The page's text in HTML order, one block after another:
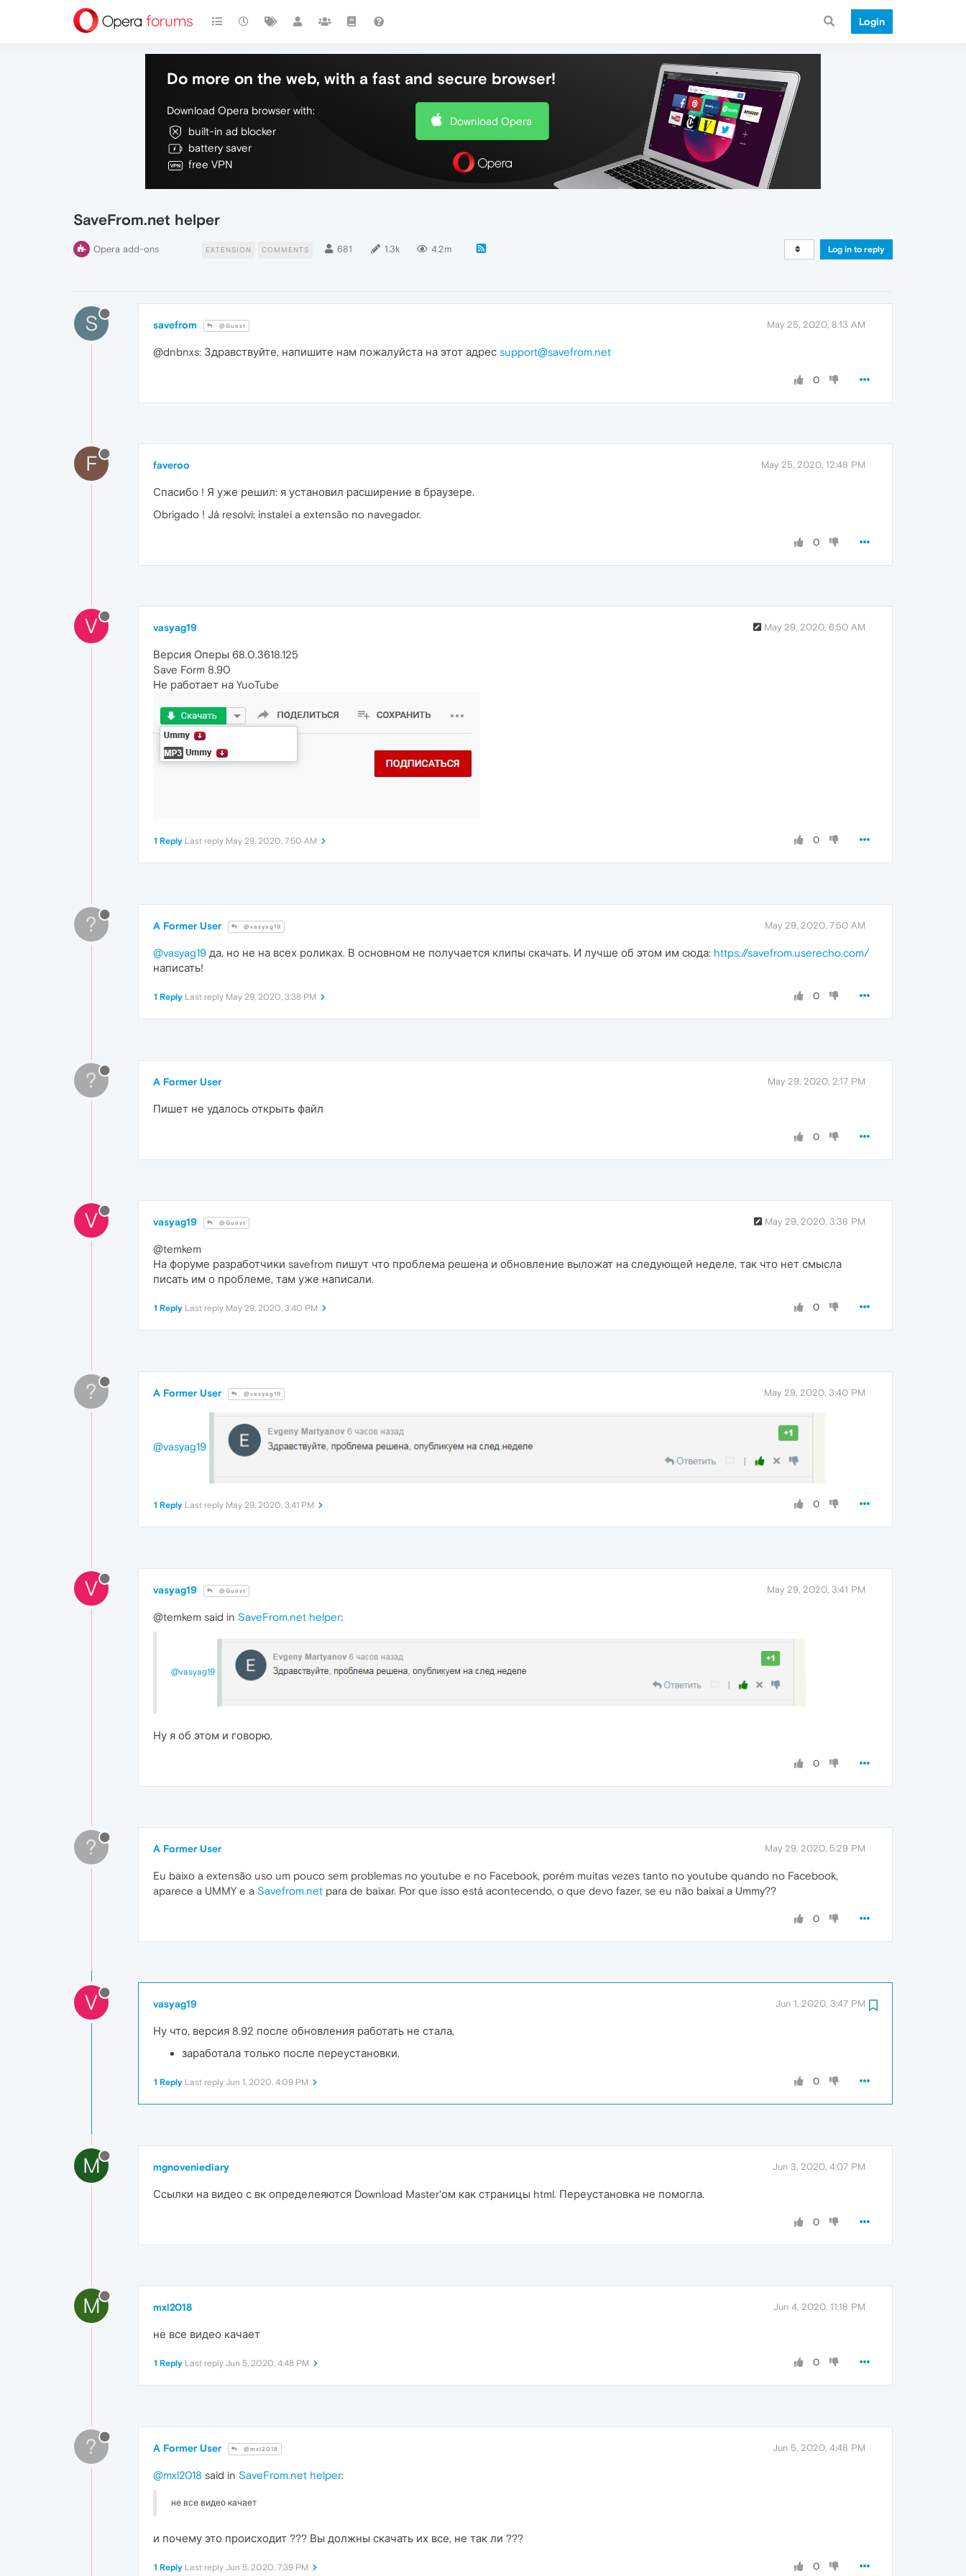
Login
Do more on the web, with a fast and secure browser!
Download Opera browser with:
built-in ad blocker
battery saver
free VPN
Download Opera
SaveFrom.net helper
Opera add-ons EXTENSION COMMENTS 681 1.3k 4.2m Log in to reply
S savefrom @Guest May 25, 2020, 8:13 AM
@dnbnxs: Здравствуйте, напишите нам пожалуйста на этот адрес support@savefrom.net
0
F faveroo May 25, 2020, 12:48 PM
Спасибо ! Я уже решил: я установил расширение в браузере.
Obrigado ! Já resolvi: instalei a extensão no navegador.
0
V vasyag19 May 29, 2020, 6:50 AM
Версия Оперы 68.0.3618.125
Save Form 8.90
Не работает на YuoTube
0
1 Reply Last reply May 29, 2020, 7:50 AM
? A Former User @vasyag19 May 29, 2020, 7:50 AM
@vasyag19 да, но не на всех роликах. В основном не получается клипы скачать. И лучше об этом им сюда: https://savefrom.userecho.com/
написать!
0
1 Reply Last reply May 29, 2020, 3:38 PM
? A Former User May 29, 2020, 2:17 PM
Пишет не удалось открыть файл
0
V vasyag19 @Guest May 29, 2020, 3:38 PM
@temkem
На форуме разработчики savefrom пишут что проблема решена и обновление выложат на следующей неделе, так что нет смысла
писать им о проблеме, там уже написали.
0
1 Reply Last reply May 29, 2020, 3:40 PM
? A Former User @vasyag19 May 29, 2020, 3:40 PM
@vasyag19
0
1 Reply Last reply May 29, 2020, 3:41 PM
V vasyag19 @Guest May 29, 2020, 3:41 PM
@temkem said in SaveFrom.net helper:
@vasyag19
Ну я об этом и говорю.
0
? A Former User May 29, 2020, 5:29 PM
Eu baixo a extensão uso um pouco sem problemas no youtube e no Facebook, porém muitas vezes tanto no youtube quando no Facebook,
aparece a UMMY e a Savefrom.net para de baixar. Por que isso está acontecendo, o que devo fazer, se eu não baixai a Ummy??
0
V vasyag19 Jun 1, 2020, 3:47 PM
Ну что, версия 8.92 после обновления работать не стала,
заработала только после переустановки.
0
1 Reply Last reply Jun 1, 2020, 4:09 PM
M mgnoveniediary Jun 3, 2020, 4:07 PM
Ссылки на видео с вк определеяются Download Master'ом как страницы html. Переустановка не помогла.
0
M mxl2018 Jun 4, 2020, 11:18 PM
не все видео качает
0
1 Reply Last reply Jun 5, 2020, 4:48 PM
? A Former User @mxl2018 Jun 5, 2020, 4:48 PM
@mxl2018 said in SaveFrom.net helper:
не все видео качает
и почему это происходит ??? Вы должны скачать их все, не так ли ???
0
1 Reply Last reply Jun 5, 2020, 7:39 PM